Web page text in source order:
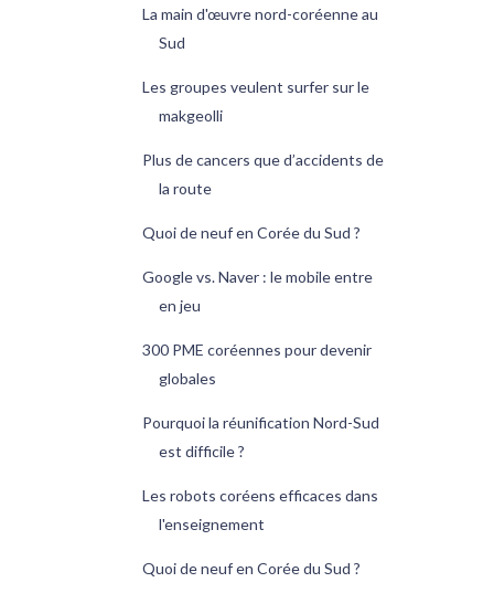
La main d'œuvre nord-coréenne au
Sud
Les groupes veulent surfer sur le
makgeolli
Plus de cancers que d’accidents de
la route
Quoi de neuf en Corée du Sud ?
Google vs. Naver : le mobile entre
en jeu
300 PME coréennes pour devenir
globales
Pourquoi la réunification Nord-Sud
est difficile ?
Les robots coréens efficaces dans
l'enseignement
Quoi de neuf en Corée du Sud ?